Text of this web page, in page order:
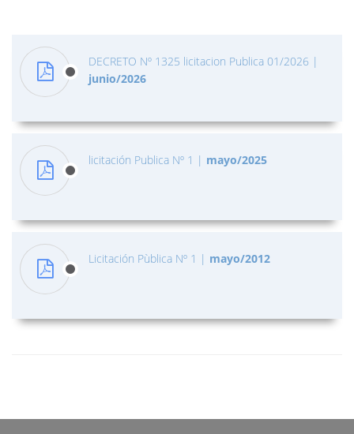
DECRETO Nº 1325 licitacion Publica 01/2026 |
junio/2026
licitación Publica Nº 1 | mayo/2025
Licitación Pùblica Nº 1 | mayo/2012